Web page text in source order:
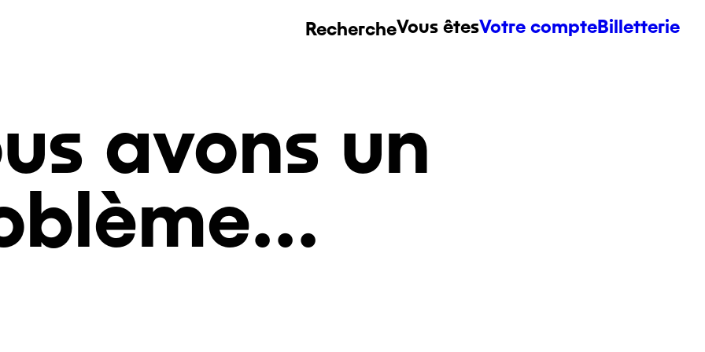
RechercheVous êtesVotre compteBilletterie
avons un